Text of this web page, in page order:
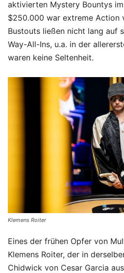
aktivierten Mystery Bountys
$250.000 war extreme Action
Bustouts ließen nicht lang auf
Way-All-Ins, u.a. in der
waren keine Seltenheit.
Klemens Roiter
Eines der frühen Opfer von
Klemens Roiter, der in
Chidwick von Cesar Garcia